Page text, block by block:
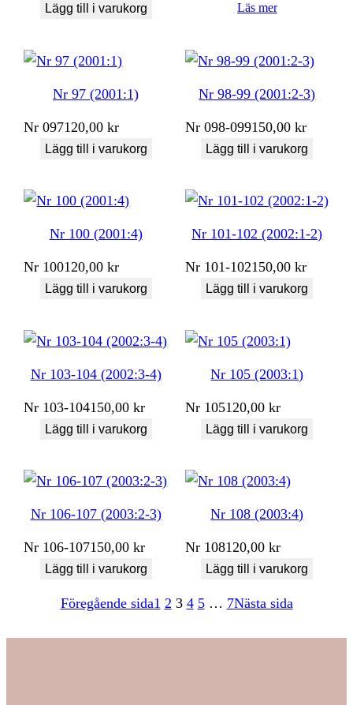
Lägg till i varukorg Läs mer
Nr 97 (2001:1)
Nr 097120,00kr
Lägg till i varukorg
Nr 98-99 (2001:2-3)
Nr 098-099150,00kr
Lägg till i varukorg
Nr 100 (2001:4)
Nr 100120,00kr
Lägg till i varukorg
Nr 101-102 (2002:1-2)
Nr 101-102150,00kr
Lägg till i varukorg
Nr 103-104 (2002:3-4)
Nr 103-104150,00kr
Lägg till i varukorg
Nr 105 (2003:1)
Nr 105120,00kr
Lägg till i varukorg
Nr 106-107 (2003:2-3)
Nr 106-107150,00kr
Lägg till i varukorg
Nr 108 (2003:4)
Nr 108120,00kr
Lägg till i varukorg
Föregående sida1 2 3 4 5 … 7Nästa sida